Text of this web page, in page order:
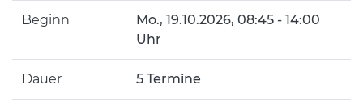
Beginn Mo., 19.10.2026, 08:45 - 14:00
Uhr
Dauer 5 Termine